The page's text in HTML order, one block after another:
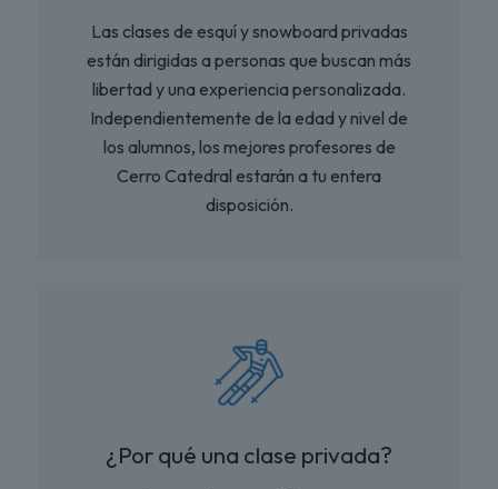
Las clases de esquí y snowboard privadas
están dirigidas a personas que buscan más
libertad y una experiencia personalizada.
Independientemente de la edad y nivel de
los alumnos, los mejores profesores de
Cerro Catedral estarán a tu entera
disposición.
¿Por qué una clase privada?